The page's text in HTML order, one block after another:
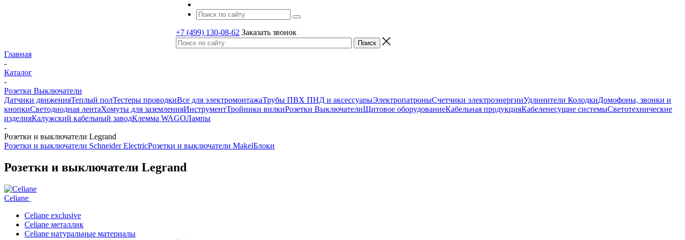
+7 (499) 130-08-62 Заказать звонок
Главная
-
Каталог
-
Розетки Выключатели
Датчики движенияТеплый полТестеры проводкиВсе для электромонтажаТрубы ПВХ ПНД и аксессуарыЭлектропатроныСчетчики электроэнергииУдлинители КолодкиДомофоны, звонки и
кнопкиСветодиодная лентаХомуты для заземленияИнструментТройники вилкиРозетки ВыключателиЩитовое оборудованиеКабельная продукцияКабеленесущие системыСветотехнические
изделияКалужский кабельный заводКлемма WAGOЛампы
-
Розетки и выключатели Legrand
Розетки и выключатели Schneider ElectricРозетки и выключатели MakelБлоки
Розетки и выключатели Legrand
Celiane
Celiane exclusive
Celiane металлик
Celiane натуральные материалы